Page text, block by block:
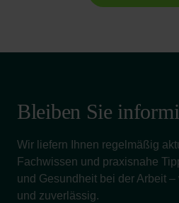
Bleiben Sie
Wir liefern Ihnen regelmäßig
Fachwissen und praxisnahe
und Gesundheit bei der Arbeit
und zuverlässig.